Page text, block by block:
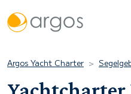
Argos Yacht Charter